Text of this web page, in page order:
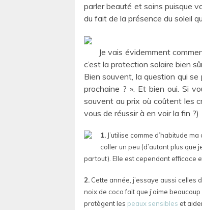
parler beauté et soins puisque
du fait de la présence du soleil
Je vais évidemment
c’est la protection solaire bien
Bien souvent, la question qui se
prochaine ? ». Et bien oui. Si
souvent au prix où coûtent les
vous de réussir à en voir la fin ?)
1. J’utilise comme d’habitude
coller un peu (d’autant plus
partout). Elle est cependant efficace
2. Cette année, j’essaye aussi celles
noix de coco fait que j’aime
protègent les peaux sensibles et